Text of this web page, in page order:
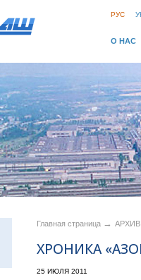
РУС
О НАС
Главная страница →
ХРОНИКА
25 ИЮЛЯ 2011